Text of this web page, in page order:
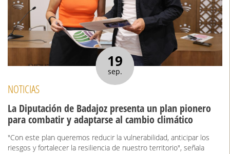
19
sep.
NOTICIAS
La Diputación de Badajoz presenta un plan pionero
para combatir y adaptarse al cambio climático
"Con este plan queremos reducir la vulnerabilidad, anticipar los
riesgos y fortalecer la resiliencia de nuestro territorio", señala